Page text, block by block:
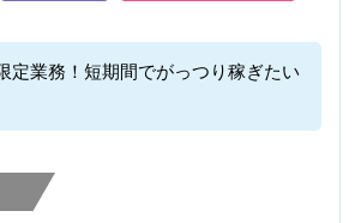
定業務！短期間でがっつり稼ぎたい